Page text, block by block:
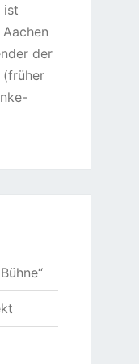
ist
der
(früher